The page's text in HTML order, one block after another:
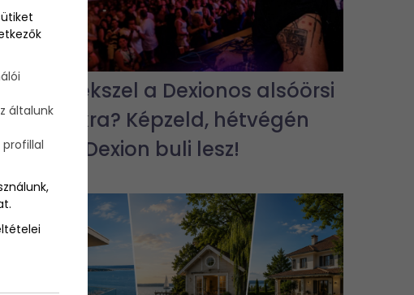
is
Emlékszel a Dexionos alsóörsi
bulikra? Képzeld, hétvégén
újra Dexion buli lesz!
általunk